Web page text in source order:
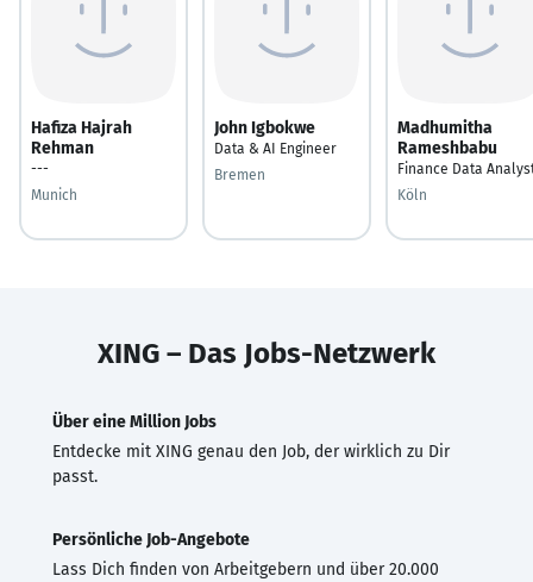
Hafiza Hajrah
Rehman
---
Munich
John Igbokwe
Data & AI Engineer
Bremen
Madhumitha
Rameshbabu
Finance Data
Köln
XING – Das Jobs-Netzwerk
Über eine Million Jobs
Entdecke mit XING genau den Job, der wirklich zu Dir
passt.
Persönliche Job-Angebote
Lass Dich finden von Arbeitgebern und über 20.000